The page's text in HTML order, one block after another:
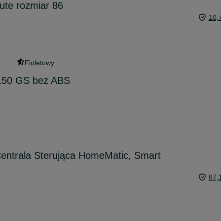
rozmiar 86
Fioletowy
GS bez ABS
Sterująca HomeMatic, Smart